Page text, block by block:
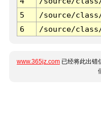
5
/source/
6
/source/
www.365jz.com 已经将此出错